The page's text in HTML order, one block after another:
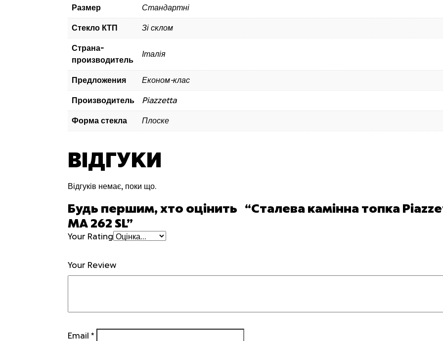
Размер Стандартні
Стекло КТП Зі склом
Страна-
производитель
Італія
Предложения Економ-клас
Производитель Piazzetta
Форма стекла Плоске
ВІДГУКИ
Відгуків немає, поки що.
Будь першим, хто оцінить “Сталева камінна топка
MA 262 SL”
Your Rating
Your Review
Email *